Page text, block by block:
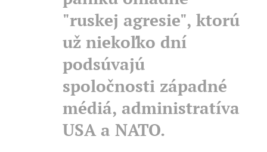
"ruskej agresie", ktorú
už niekoľko dní
podsúvajú
spoločnosti západné
médiá, administratíva
USA a NATO.